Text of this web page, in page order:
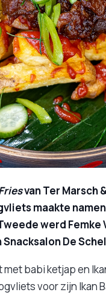
van Ter Marsch
maakte
werd Femke
De
met babi ketjap en
voor zijn Ikan